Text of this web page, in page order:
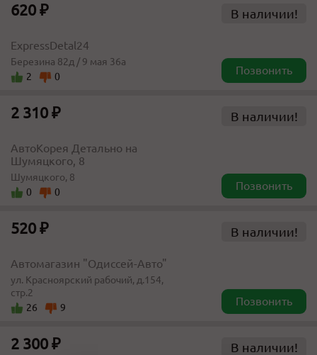
620 ₽ В наличии!
ExpressDetal24
Березина 82д / 9 мая 36а
2
0 Позвонить
2 310 ₽ В наличии!
АвтоКорея Детально на
Шумяцкого, 8
Шумяцкого, 8
0
0 Позвонить
520 ₽ В наличии!
Автомагазин "Одиссей-Авто"
ул. Красноярский рабочий, д.154,
стр.2
26
9 Позвонить
2 300 ₽ В наличии!